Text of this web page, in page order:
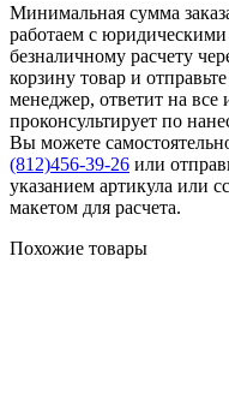
Минимальная сумма
работаем с
безналичному расчету
корзину товар и
менеджер, ответит на
проконсультирует по
Вы можете
(812)456-39-26 или
указанием артикула или
макетом для расчета.
Похожие товары